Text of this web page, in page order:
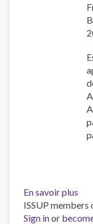
En savoir plus
ISSUP
Sign inor